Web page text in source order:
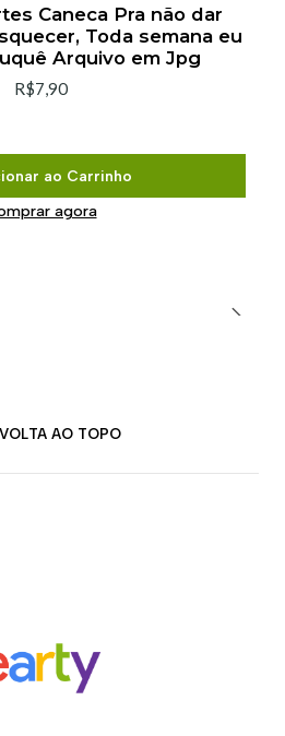
Caneca Pra não dar
Toda semana eu
Arquivo em Jpg
R$7,90
ao Carrinho
agora
AO TOPO